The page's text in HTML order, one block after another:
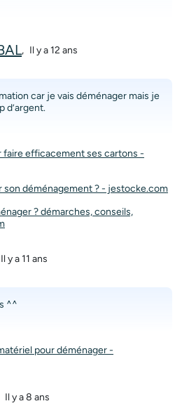
, Il y a 12 ans
car je vais déménager mais je
d’argent.
faire efficacement ses cartons -
son déménagement ? - jestocke.com
? démarches, conseils,
Il y a 11 ans
^^
pour déménager -
Il y a 8 ans